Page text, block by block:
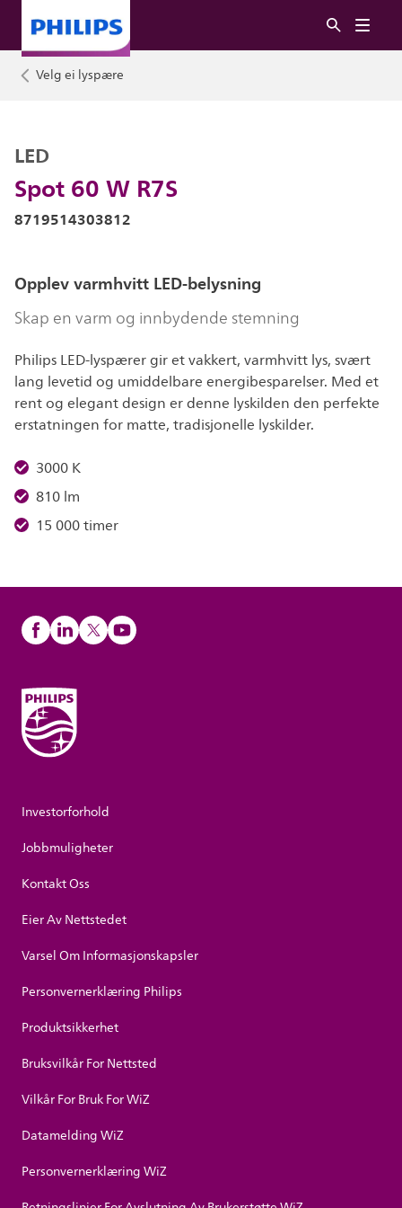
Velg ei lyspære
Spot 60 W R7S
LED
8719514303812
Opplev varmhvitt LED-belysning
Skap en varm og innbydende stemning
Philips LED-lyspærer gir et vakkert, varmhvitt lys, svært
lang levetid og umiddelbare energibesparelser. Med et
rent og elegant design er denne lyskilden den perfekte
erstatningen for matte, tradisjonelle lyskilder.
3000 K
810 lm
15 000 timer
Investorforhold
Jobbmuligheter
Kontakt Oss
Eier Av Nettstedet
Varsel Om Informasjonskapsler
Personvernerklæring Philips
Produktsikkerhet
Bruksvilkår For Nettsted
Vilkår For Bruk For WiZ
Datamelding WiZ
Personvernerklæring WiZ